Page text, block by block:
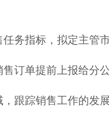
务指标，拟定主管
订单提前上报给分
跟踪销售工作的发